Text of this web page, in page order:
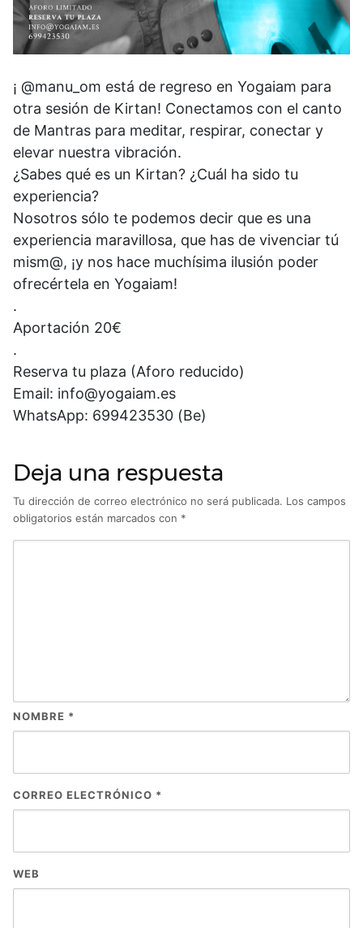
¡ @manu_om está de regreso en Yogaiam para
otra sesión de Kirtan! Conectamos con el canto
de Mantras para meditar, respirar, conectar y
elevar nuestra vibración.
¿Sabes qué es un Kirtan? ¿Cuál ha sido tu
experiencia?
Nosotros sólo te podemos decir que es una
experiencia maravillosa, que has de vivenciar tú
mism@, ¡y nos hace muchísima ilusión poder
ofrecértela en Yogaiam!
.
Aportación 20€
.
Reserva tu plaza (Aforo reducido)
Email: info@yogaiam.es
WhatsApp: 699423530 (Be)
Deja una respuesta
Tu dirección de correo electrónico no será publicada. Los campos
obligatorios están marcados con *
NOMBRE *
CORREO ELECTRÓNICO *
WEB